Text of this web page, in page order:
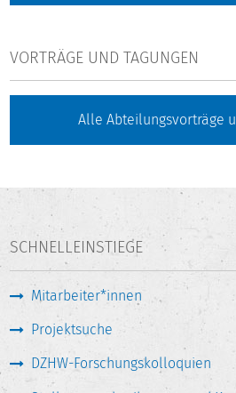
VORTRÄGE UND TAGUNGEN
Alle Abteilungsvorträge
SCHNELLEINSTIEGE
Mitarbeiter*innen
Projektsuche
DZHW-Forschungskolloquien